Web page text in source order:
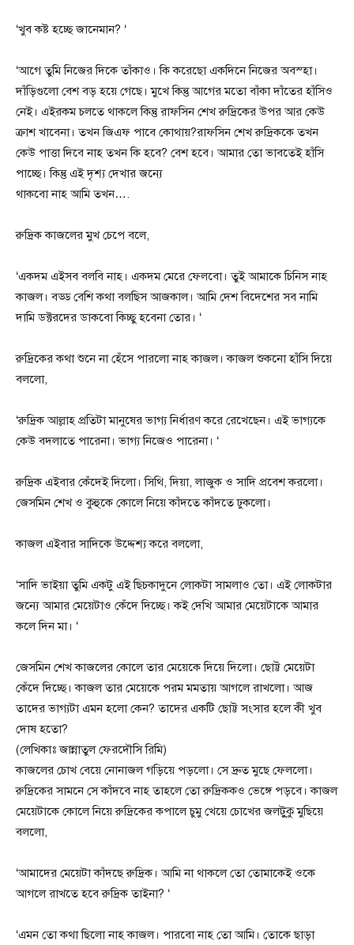
‘খুব কষ্ট হচ্ছে জানেমান? ‘
‘আগে তুমি নিজের দিকে তাঁকাও। কি করেছো একদিনে নিজের অবস্হা।
দাঁড়িগুলো বেশ বড় হয়ে গেছে। মুখে কিন্তু আগের মতো বাঁকা দাঁতের হাঁসিও
নেই। এইরকম চলতে থাকলে কিন্তু রাফসিন শেখ রুদ্রিকের উপর আর কেউ
ক্রাশ খাবেনা। তখন জিএফ পাবে কোথায়?রাফসিন শেখ রুদ্রিককে তখন
কেউ পাত্তা দিবে নাহ তখন কি হবে? বেশ হবে। আমার তো ভাবতেই হাঁসি
পাচ্ছে। কিন্তু এই দৃশ্য দেখার জন্যে
থাকবো নাহ আমি তখন….
রুদ্রিক কাজলের মুখ চেপে বলে,
‘একদম এইসব বলবি নাহ। একদম মেরে ফেলবো। তুই আমাকে চিনিস নাহ
কাজল। বড্ড বেশি কথা বলছিস আজকাল। আমি দেশ বিদেশের সব নামি
দামি ডক্টরদের ডাকবো কিচ্ছু হবেনা তোর। ‘
রুদ্রিকের কথা শুনে না হেঁসে পারলো নাহ কাজল। কাজল শুকনো হাঁসি দিয়ে
বললো,
‘রুদ্রিক আল্লাহ প্রতিটা মানুষের ভাগ্য নির্ধারণ করে রেখেছেন। এই ভাগ্যকে
কেউ বদলাতে পারেনা। ভাগ্য নিজেও পারেনা। ‘
রুদ্রিক এইবার কেঁদেই দিলো। সিথি, দিয়া, লাজুক ও সাদি প্রবেশ করলো।
জেসমিন শেখ ও কুহুকে কোলে নিয়ে কাঁদতে কাঁদতে ঢুকলো।
কাজল এইবার সাদিকে উদ্দেশ্য করে বললো,
‘সাদি ভাইয়া তুমি একটু এই ছিচকাদুনে লোকটা সামলাও তো। এই লোকটার
জন্যে আমার মেয়েটাও কেঁদে দিচ্ছে। কই দেখি আমার মেয়েটাকে আমার
কলে দিন মা। ‘
জেসমিন শেখ কাজলের কোলে তার মেয়েকে দিয়ে দিলো। ছোট্ট মেয়েটা
কেঁদে দিচ্ছে। কাজল তার মেয়েকে পরম মমতায় আগলে রাখলো। আজ
তাদের ভাগ্যটা এমন হলো কেন? তাদের একটি ছোট্ট সংসার হলে কী খুব
দোষ হতো?
(লেখিকাঃ জান্নাতুল ফেরদৌসি রিমি)
কাজলের চোখ বেয়ে নোনাজল গড়িয়ে পড়লো। সে দ্রুত মুছে ফেললো।
রুদ্রিকের সামনে সে কাঁদবে নাহ তাহলে তো রুদ্রিককও ভেঙ্গে পড়বে। কাজল
মেয়েটাকে কোলে নিয়ে রুদ্রিকের কপালে চুমু খেয়ে চোখের জলটু্ুকু মুছিয়ে
বললো,
‘আমাদের মেয়েটা কাঁদছে রুদ্রিক। আমি না থাকলে তো তোমাকেই ওকে
আগলে রাখতে হবে রুদ্রিক তাইনা? ‘
‘এমন তো কথা ছিলো নাহ কাজল। পারবো নাহ তো আমি। তোকে ছাড়া